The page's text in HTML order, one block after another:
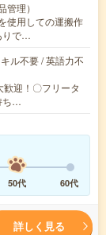
理）
使用しての運搬作
りで…
ル不要 / 英語力不
歓迎！〇フリータ
ち…
50代 60代
詳しく見る